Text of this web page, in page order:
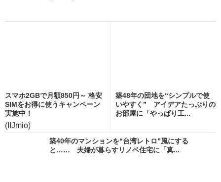
スマホ2GBで月額850円～ 格安
SIMをお得に使うキャンペーン
実施中！
(IIJmio)
築48年の団地を“シンプルで使
いやすく” アイデアたっぷりの
お部屋に「やっぱり工...
築40年のマンションを“台湾レトロ”風にする
と…… 夫婦が暮らすリノベ住宅に「真...